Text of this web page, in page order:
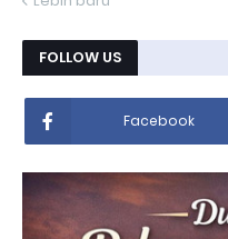
FOLLOW US
Facebook